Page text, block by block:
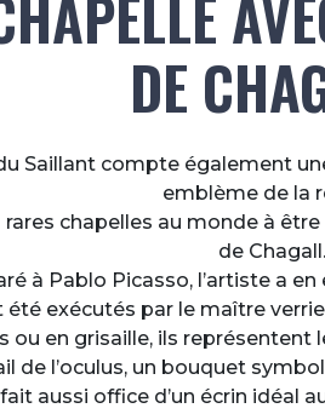
DE
Saillant compte également
emblème de la
rares chapelles au monde à
de Chagall.
à Pablo Picasso, l’artiste a
exécutés par le maître
ou en grisaille, ils représentent
de l’oculus, un bouquet
aussi office d’un écrin idéal